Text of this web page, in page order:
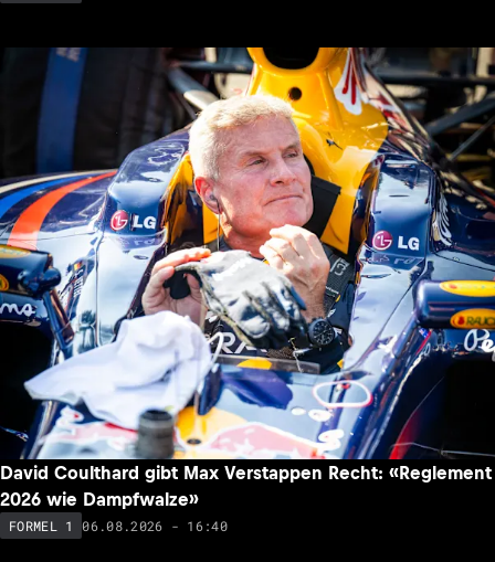
David Coulthard gibt Max Verstappen Recht: «Reglement
2026 wie Dampfwalze»
FORMEL 1 06.08.2026 - 16:40